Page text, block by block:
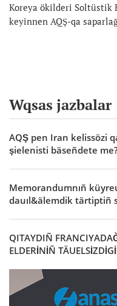
Koreya ökilderi Soltüstik
keyinnen AQŞ-qa
Wqsas jazbalar
AQŞ pen Iran kelissözi
şielenisti bäseñdete
Memorandumnıñ
dauıl&älemdik tärtiptiñ
QITAYDIÑ
ELDERİNİÑ